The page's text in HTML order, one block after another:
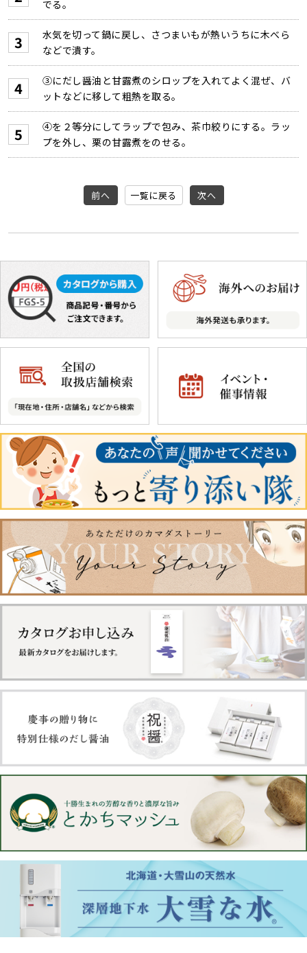
でる。
水気を切って鍋に戻し、さつまいもが熱いうちに木べら
などで潰す。
③にだし醤油と甘露煮のシロップを入れてよく混ぜ、バ
ットなどに移して粗熱を取る。
④を２等分にしてラップで包み、茶巾絞りにする。ラッ
プを外し、栗の甘露煮をのせる。
前へ 一覧に戻る 次へ